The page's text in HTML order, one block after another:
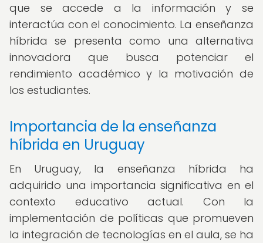
que se accede a la información y se
interactúa con el conocimiento. La enseñanza
híbrida se presenta como una alternativa
innovadora que busca potenciar el
rendimiento académico y la motivación de
los estudiantes.
Importancia de la enseñanza
híbrida en Uruguay
En Uruguay, la enseñanza híbrida ha
adquirido una importancia significativa en el
contexto educativo actual. Con la
implementación de políticas que promueven
la integración de tecnologías en el aula, se ha